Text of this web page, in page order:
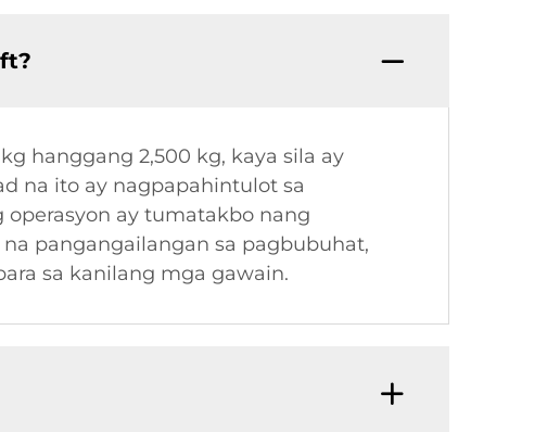
hanggang 2,500 kg, kaya sila ay
na ito ay nagpapahintulot sa
ay tumatakbo nang
pangangailangan sa pagbubuhat,
sa kanilang mga gawain.